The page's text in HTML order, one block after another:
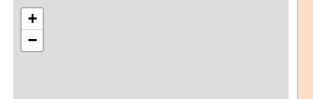
+
−